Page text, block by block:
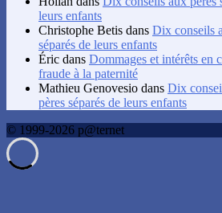
leurs enfants
Christophe Betis dans Dix conseils
séparés de leurs enfants
Éric dans Dommages et intérêts en
fraude à la paternité
Mathieu Genovesio dans Dix
pères séparés de leurs enfants
© 1999-2026 p@ternet